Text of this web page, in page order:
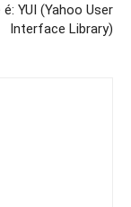
é: YUI (Yahoo User
Interface Library)